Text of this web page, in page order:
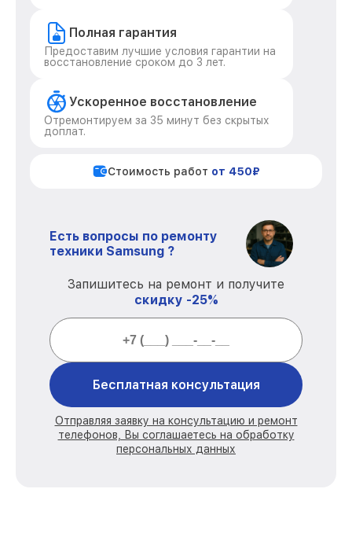
Полная гарантия
Предоставим лучшие условия гарантии на
восстановление сроком до 3 лет.
Ускоренное восстановление
Отремонтируем за 35 минут без скрытых
доплат.
Стоимость работ от 450₽
Есть вопросы по ремонту
техники Samsung ?
Запишитесь на ремонт и получите
скидку -25%
Бесплатная консультация
Отправляя заявку на консультацию и ремонт
телефонов, Вы соглашаетесь на обработку
персональных данных